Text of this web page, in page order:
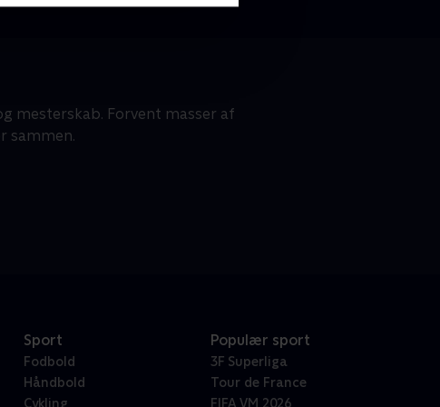
mesterskab. Forvent masser af
sammen.
Sport
Fodbold
Håndbold
Cykling
Populær sport
3F Superliga
Tour de France
FIFA VM 2026